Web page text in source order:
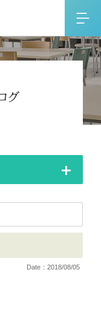
Date：2018/08/05